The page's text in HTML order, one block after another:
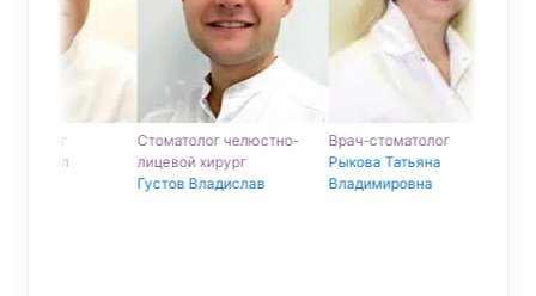
Стоматолог челюстно-
лицевой хирург
Густов Владислав
Врач-стоматолог
Рыкова Татьяна
Владимировна